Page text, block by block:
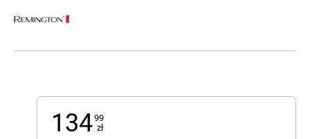
13499
zł